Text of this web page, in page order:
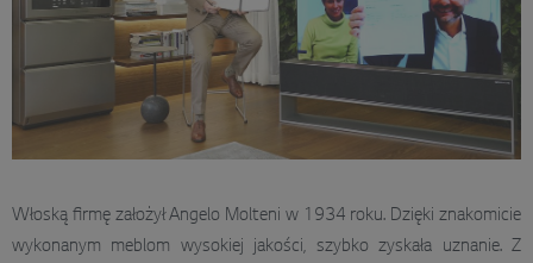
Włoską firmę założył Angelo Molteni w 1934 roku. Dzięki znakomicie
wykonanym meblom wysokiej jakości, szybko zyskała uznanie. Z